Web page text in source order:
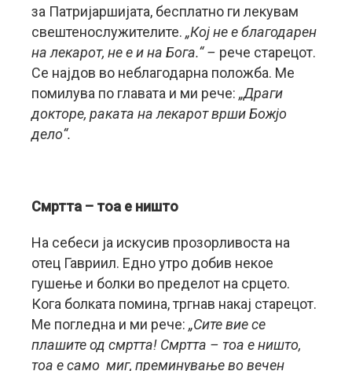
за Патријаршијата, бесплатно ги лекувам
свештенослужителите. „Кој не е благодарен
на лекарот, не е и на Бога.“ – рече старецот.
Се најдов во неблагодарна положба. Ме
помилува по главата и ми рече: „Драги
докторе, раката на лекарот врши Божјо
дело“.
Смртта – тоа е ништо
На себеси ја искусив прозорливоста на
отец Гавриил. Едно утро добив некое
гушење и болки во пределот на срцето.
Кога болката помина, тргнав накај старецот.
Ме погледна и ми рече: „Сите вие се
плашите од смртта! Смртта – тоа е ништо,
тоа е само миг, преминување во вечен